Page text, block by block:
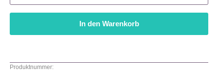
In den Warenkorb
Produktnummer: